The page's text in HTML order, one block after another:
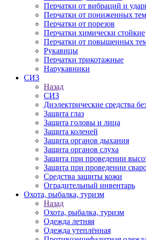
Перчатки от вибраций и
Перчатки от пониженных
Перчатки от порезов
Перчатки химически стойкие
Перчатки от повышенных
Рукавицы
Перчатки трикотажные
Нарукавники
СИЗ
Назад
СИЗ
Диэлектрические средства
Защита глаз
Защита головы и лица
Защита коленей
Защита органов дыхания
Защита органов слуха
Защита при проведении
Защита при проведении
Средства защиты кожи
Оградительный инвентарь
Охота, рыбалка, туризм
Назад
Охота, рыбалка, туризм
Одежда летняя
Одежда утеплённая